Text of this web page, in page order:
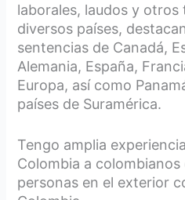
laborales, laudos y
diversos países,
sentencias de Canadá,
Alemania, España,
Europa, así como
países de Suramérica.
Tengo amplia
Colombia a
personas en el exterior